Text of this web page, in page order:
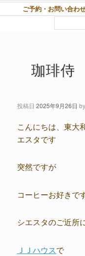
ご予約・お問い合わ
珈琲侍
投稿日 2025年9月26日 by
こんにちは、東大
エスタです
突然ですが
コーヒーお好きで
シエスタのご近所
ＪＪハウスで